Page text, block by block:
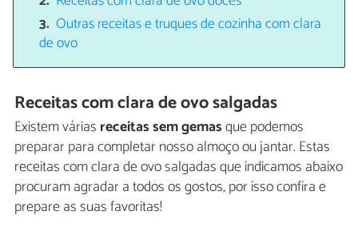
Outras receitas e truques de cozinha com clara
de ovo
Receitas com clara de ovo salgadas
Existem várias receitas sem gemasque podemos
preparar para completar nosso almoço ou jantar. Estas
receitas com clara de ovo salgadas que indicamos abaixo
procuram agradar a todos os gostos, por isso confira e
prepare as suas favoritas!